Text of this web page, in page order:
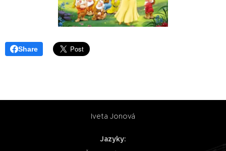
Share
Iveta Jonová
Jazyky